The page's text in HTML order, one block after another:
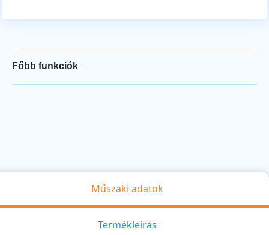
Főbb funkciók
Műszaki adatok
Termékleírás